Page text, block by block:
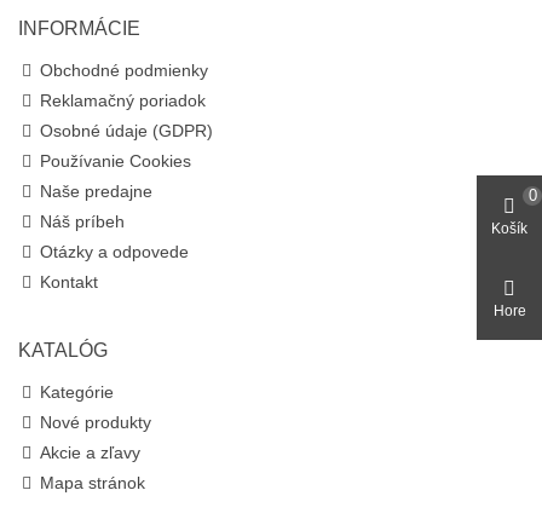
INFORMÁCIE
Obchodné podmienky
Reklamačný poriadok
Osobné údaje (GDPR)
Používanie Cookies
Naše predajne
Náš príbeh
Otázky a odpovede
Kontakt
KATALÓG
Kategórie
Nové produkty
Akcie a zľavy
Mapa stránok
Košík
0
Hore